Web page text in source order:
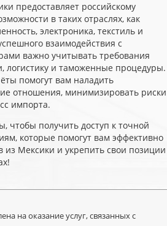
предоставляет российскому
в таких отраслях, как
электроника, текстиль и
взаимодействия с
важно учитывать требования
логистику и таможенные процедуры.
помогут вам наладить
отношения, минимизировать риски
импорта.
чтобы получить доступ к точной
которые помогут вам эффективно
из Мексики и укрепить свои позиции
на оказание услуг, связанных с